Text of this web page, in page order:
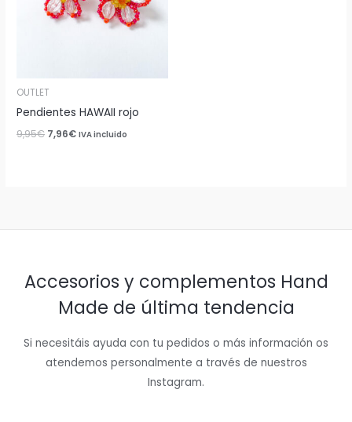
OUTLET
Pendientes HAWAII rojo
9,95€ 7,96€ IVA incluido
Accesorios y complementos Hand
Made de última tendencia
Si necesitáis ayuda con tu pedidos o más información os
atendemos personalmente a través de nuestros
Instagram.